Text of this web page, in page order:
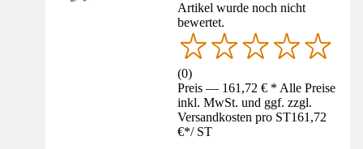
Artikel wurde noch nicht
bewertet.
(0)
Preis — 161,72 € * Alle Preise
inkl. MwSt. und ggf. zzgl.
Versandkosten pro ST161,72
€*/ ST